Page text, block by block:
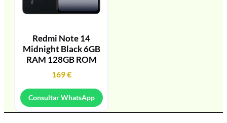
Redmi Note 14
Midnight Black 6GB
RAM 128GB ROM
169€
Consultar WhatsApp